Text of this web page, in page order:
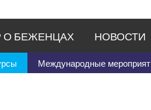
Международные
О БЕЖЕНЦАХ НОВОСТИ